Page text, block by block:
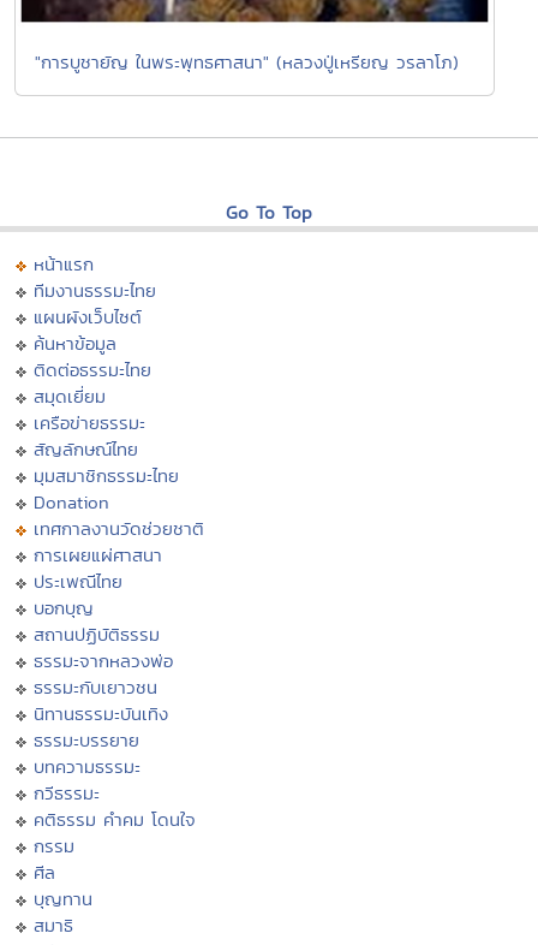
"การบูชายัญ ในพระพุทธศาสนา" (หลวงปู่เหรียญ วรลาโภ)
Go To Top
หน้าแรก
ทีมงานธรรมะไทย
แผนผังเว็บไซต์
ค้นหาข้อมูล
ติดต่อธรรมะไทย
สมุดเยี่ยม
เครือข่ายธรรมะ
สัญลักษณ์ไทย
มุมสมาชิกธรรมะไทย
Donation
เทศกาลงานวัดช่วยชาติ
การเผยแผ่ศาสนา
ประเพณีไทย
บอกบุญ
สถานปฏิบัติธรรม
ธรรมะจากหลวงพ่อ
ธรรมะกับเยาวชน
นิทานธรรมะบันเทิง
ธรรมะบรรยาย
บทความธรรมะ
กวีธรรมะ
คติธรรม คำคม โดนใจ
กรรม
ศีล
บุญทาน
สมาธิ